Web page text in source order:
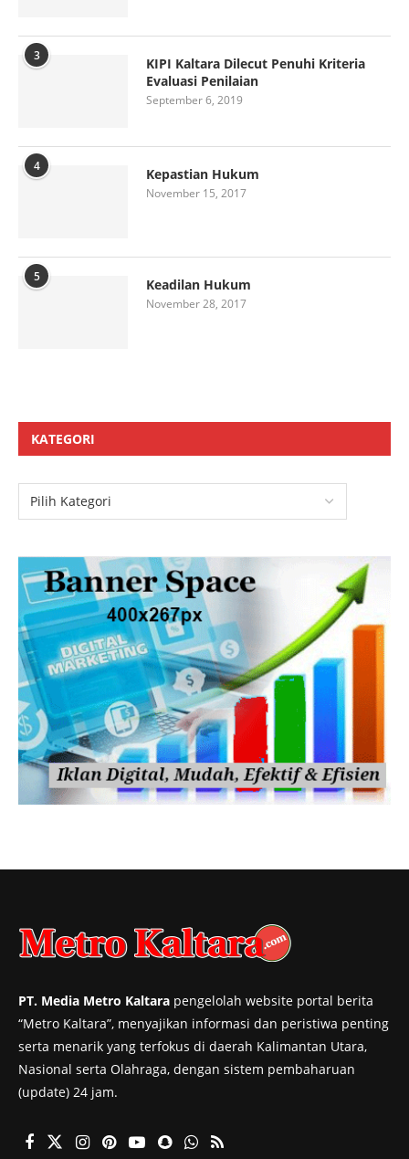
3
KIPI Kaltara Dilecut Penuhi Kriteria
Evaluasi Penilaian
September 6, 2019
4 Kepastian Hukum
November 15, 2017
5 Keadilan Hukum
November 28, 2017
KATEGORI
PT. Media Metro Kaltara pengelolah website portal berita
“Metro Kaltara”, menyajikan informasi dan peristiwa penting
serta menarik yang terfokus di daerah Kalimantan Utara,
Nasional serta Olahraga, dengan sistem pembaharuan
(update) 24 jam.